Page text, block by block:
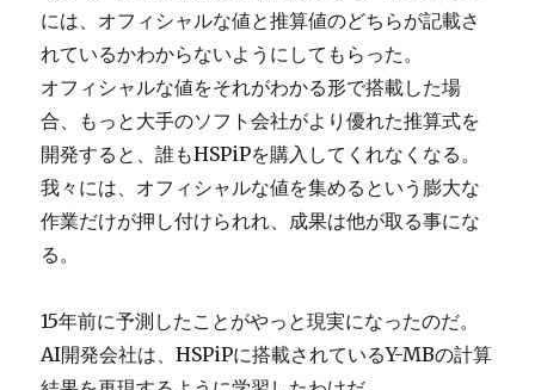
には、オフィシャルな値と推算値のどちらが記載さ
れているかわからないようにしてもらった。
オフィシャルな値をそれがわかる形で搭載した場
合、もっと大手のソフト会社がより優れた推算式を
開発すると、誰もHSPiPを購入してくれなくなる。
我々には、オフィシャルな値を集めるという膨大な
作業だけが押し付けられれ、成果は他が取る事にな
る。
15年前に予測したことがやっと現実になったのだ。
AI開発会社は、HSPiPに搭載されているY-MBの計算